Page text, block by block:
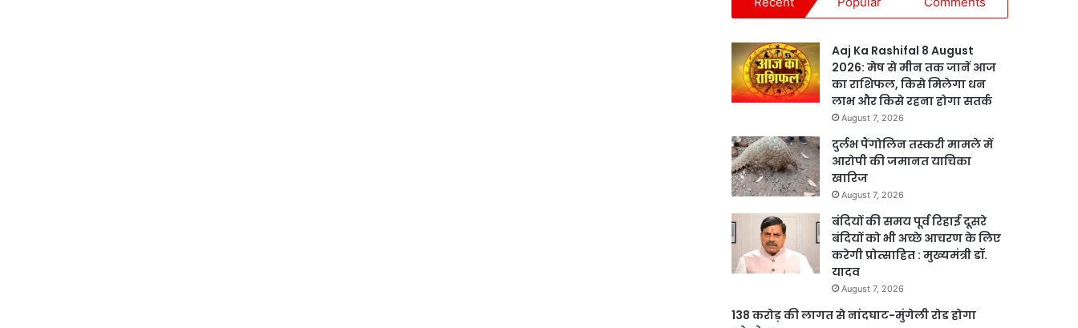
Aaj Ka Rashifal 8 August
2026: मेष से मीन तक जानें आज
का राशिफल, किसे मिलेगा धन
लाभ और किसे रहना होगा सतर्क
August 7, 2026
दुर्लभ पैंगोलिन तस्करी मामले में
आरोपी की जमानत याचिका
खारिज
August 7, 2026
बंदियों की समय पूर्व रिहाई दूसरे
बंदियों को भी अच्छे आचरण के लिए
करेगी प्रोत्साहित : मुख्यमंत्री डॉ.
यादव
August 7, 2026
138 करोड़ की लागत से नांदघाट-मुंगेली रोड होगा